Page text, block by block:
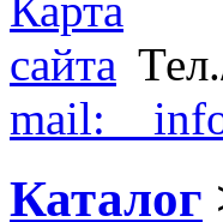
mail:
Каталог